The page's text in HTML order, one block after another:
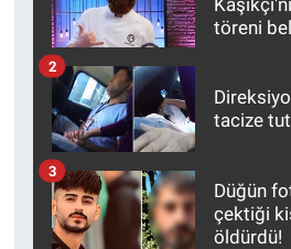
töreni
tacize
2
Düğün
çektiği
öldürdü!
3